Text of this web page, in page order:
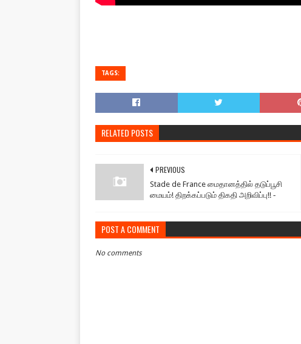
TAGS:
RELATED POSTS
PREVIOUS
Stade de France மைதானத்தில் தடுப்பூசி
மையம்! திறக்கப்படும் திகதி அறிவிப்பு!! ‐
POST A COMMENT
No comments